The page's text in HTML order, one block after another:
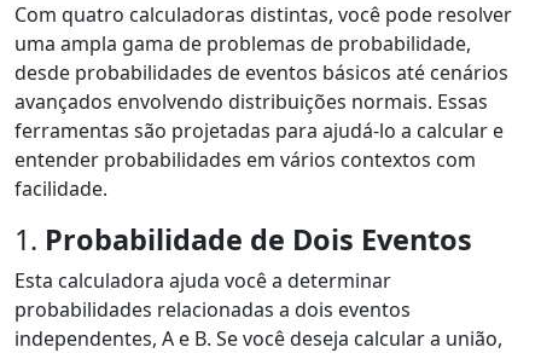
Com quatro calculadoras distintas, você pode resolver
uma ampla gama de problemas de probabilidade,
desde probabilidades de eventos básicos até cenários
avançados envolvendo distribuições normais. Essas
ferramentas são projetadas para ajudá-lo a calcular e
entender probabilidades em vários contextos com
facilidade.
1. Probabilidade de Dois Eventos
Esta calculadora ajuda você a determinar
probabilidades relacionadas a dois eventos
independentes, A e B. Se você deseja calcular a união,